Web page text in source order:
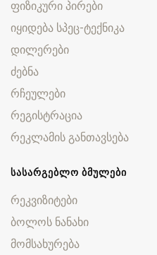
ფიზიკური პირები
იყიდება სპეც-ტექნიკა
დილერები
ძებნა
რჩეულები
რეგისტრაცია
რეკლამის განთავსება
ᲡᲐᲡᲐᲠᲒᲔᲑᲚᲝ ᲑᲛᲣᲚᲔᲑᲘ
რეკვიზიტები
ბოლოს ნანახი
მომსახურება